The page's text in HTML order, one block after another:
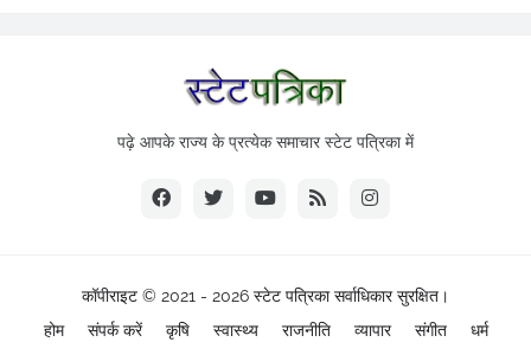
पढ़े आपके राज्य के प्रत्येक समाचार स्टेट पत्रिका में
कॉपीराइट © 2021 - 2026 स्टेट पत्रिकासर्वाधिकार सुरक्षित।
होम
संपर्क करें कृषि स्वास्थ्य राजनीति व्यापार संगीत धर्म